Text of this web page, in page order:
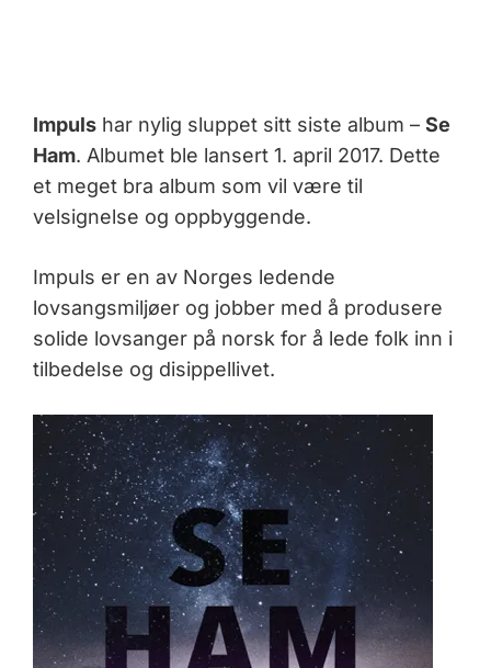
Impulshar nylig sluppet sitt siste album – Se
Ham. Albumet ble lansert 1. april 2017. Dette
et meget bra album som vil være til
velsignelse og oppbyggende.
Impuls er en av Norges ledende
lovsangsmiljøer og jobber med å produsere
solide lovsanger på norsk for å lede folk inn i
tilbedelse og disippellivet.